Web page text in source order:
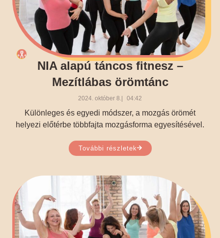
NIA alapú táncos fitnesz –
Mezítlábas örömtánc
2024. október 8. 04:42
Különleges és egyedi módszer, a mozgás örömét
helyezi előtérbe többfajta mozgásforma egyesítésével.
További részletek